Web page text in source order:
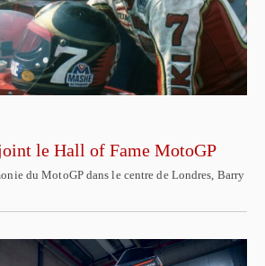
le Hall of Fame MotoGP
du MotoGP dans le centre de Londres, Barry